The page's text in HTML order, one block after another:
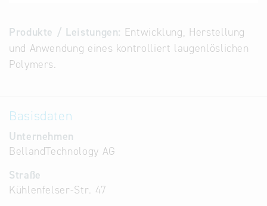
Alternative
Datenbanken
Produkte / Leistungen: Entwicklung, Herstellung
und Anwendung eines kontrolliert laugenlöslichen
Polymers.
Basisdaten
Unternehmen
BellandTechnology AG
Straße
Kühlenfelser-Str. 47